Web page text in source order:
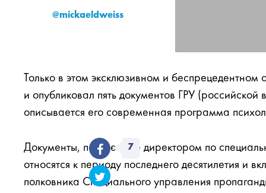
@mickaeldweiss
Только в этом эксклюзивном и
и опубликовал пять документов ГРУ
описывается его современная программа
Документы, полученные директором по
относятся к периоду последнего десятилетия и
полковника Специального управления
7